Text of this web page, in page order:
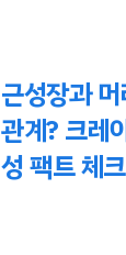
근성장과
관계? 크레
성 팩트 체크